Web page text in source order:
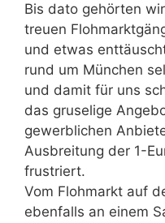
Bis dato gehörten
treuen
und etwas
rund um München
und damit für uns
das gruselige
gewerblichen
Ausbreitung der 1-
frustriert.
Vom Flohmarkt auf
ebenfalls an einem